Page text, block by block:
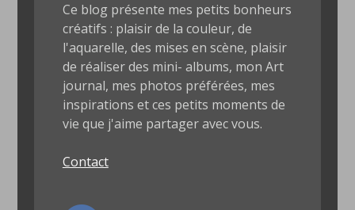
Ce blog présente mes petits bonheurs
créatifs : plaisir de la couleur, de
l'aquarelle, des mises en scène, plaisir
de réaliser des mini- albums, mon Art
journal, mes photos préférées, mes
inspirations et ces petits moments de
vie que j'aime partager avec vous.
Contact